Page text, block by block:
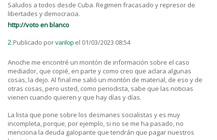
Saludos a todos desde Cuba. Regimen fracasado y represor de
libertades y democracia.
http://voto en blanco
2.Publicado por vanlop el 01/03/2023 08:54
Anoche me encontré un montón de información sobre el caso
mediador, que copié, en parte y como creo que aclara algunas
cosas, la dejo. Al final me salió un montón de material, de eso y de
otras cosas, pero usted, como periodista, sabe que las noticias
vienen cuando quieren y que hay días y días.
La lista que pone sobre los desmanes socialistas y es muy
incompleta, porque, por ejemplo, si no se me ha pasado, no
menciona la deuda galopante que tendrán que pagar nuestros